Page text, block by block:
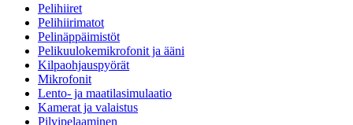
Pelihiiret
Pelihiirimatot
Pelinäppäimistöt
Pelikuulokemikrofonit ja ääni
Kilpaohjauspyörät
Mikrofonit
Lento- ja maatilasimulaatio
Kamerat ja valaistus
Pilvipelaaminen